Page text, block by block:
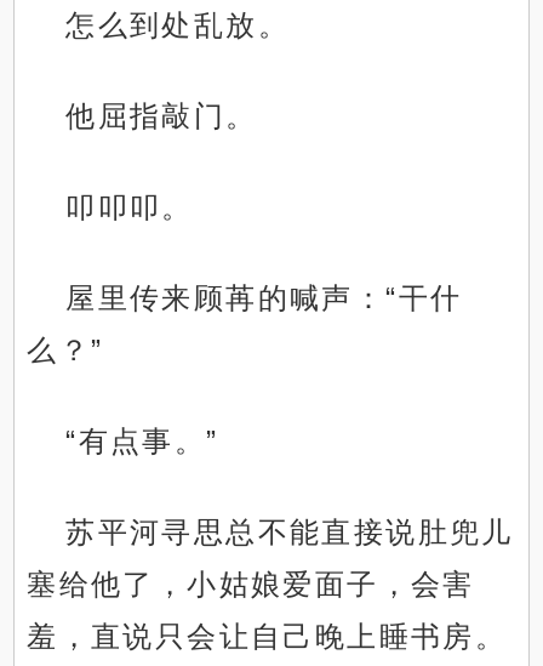
怎么到处乱放。
他屈指敲门。
叩叩叩。
屋里传来顾苒的喊声：“干什
么？”
“有点事。”
苏平河寻思总不能直接说肚兜儿
塞给他了，小姑娘爱面子，会害
羞，直说只会让自己晚上睡书房。